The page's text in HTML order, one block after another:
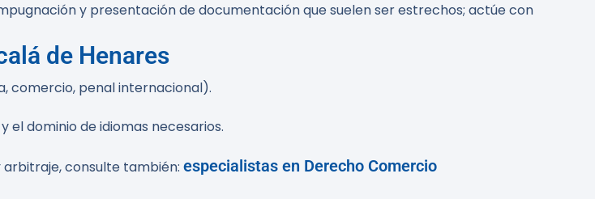
y presentación de documentación que suelen ser estrechos; actúe con
de Henares
comercio, penal internacional).
dominio de idiomas necesarios.
consulte también: especialistas en Derecho Comercio